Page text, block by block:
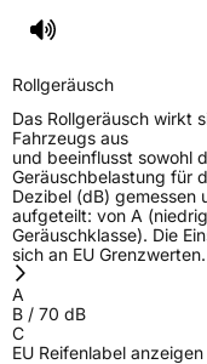
Rollgeräusch
Das Rollgeräusch wirkt
Fahrzeugs aus
und beeinflusst sowohl
Geräuschbelastung für
Dezibel (dB) gemessen
aufgeteilt: von A
Geräuschklasse). Die
sich an EU Grenzwerten.
A
B / 70 dB
C
EU Reifenlabel anzeigen